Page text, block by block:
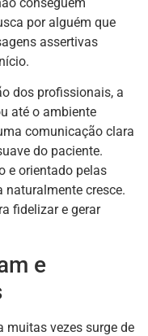
por alguém que
assertivas
dos profissionais, a
até o ambiente
comunicação clara
do paciente.
e orientado pelas
naturalmente cresce.
fidelizar e gerar
e
muitas vezes surge de